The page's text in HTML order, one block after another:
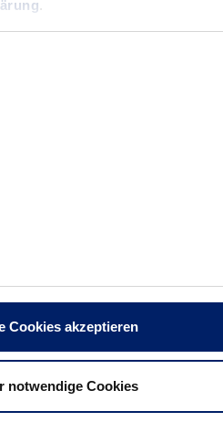
.
Cookies akzeptieren
notwendige Cookies
Löwen GmbH